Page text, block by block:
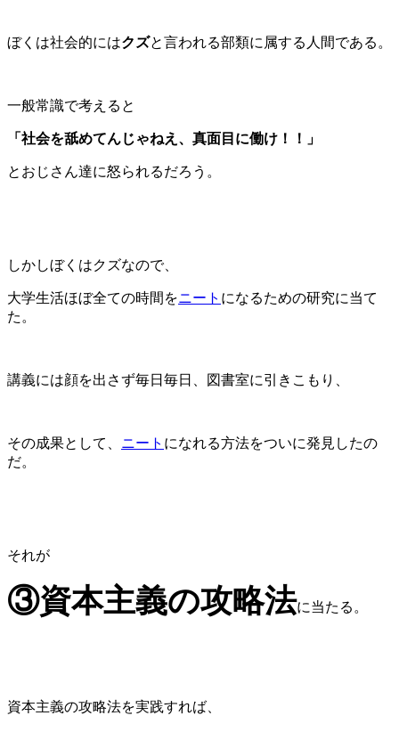
ぼくは社会的にはクズと言われる部類に属する人間である。
一般常識で考えると
「社会を舐めてんじゃねえ、真面目に働け！！」
とおじさん達に怒られるだろう。
しかしぼくはクズなので、
大学生活ほぼ全ての時間をニート になるための研究に当て
た。
講義には顔を出さず毎日毎日、図書室に引きこもり、
その成果として、 ニート になれる方法をついに発見したの
だ。
それが
③資本主義の攻略法に当たる。
資本主義の攻略法を実践すれば、